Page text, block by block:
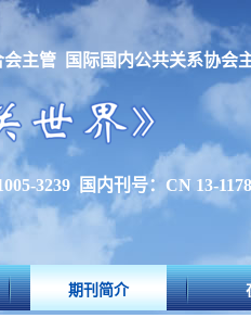
主管 国际国内公共关系协会
3239 国内刊号：CN 13-
期刊简介